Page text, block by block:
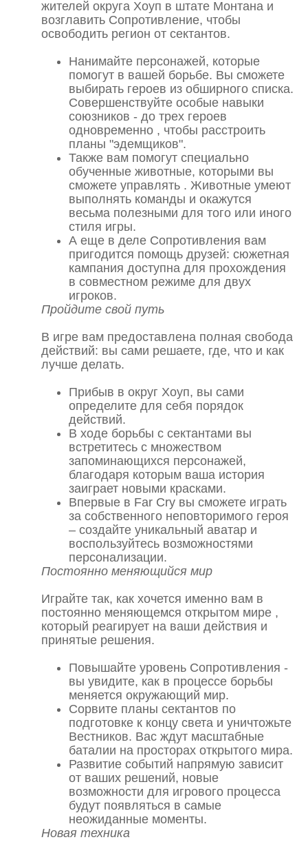
жителей округа Хоуп в штате Монтана и
возглавить Сопротивление, чтобы
освободить регион от сектантов.
Нанимайте персонажей, которые
помогут в вашей борьбе. Вы сможете
выбирать героев из обширного списка.
Совершенствуйте особые навыки
союзников - до трех героев
одновременно , чтобы расстроить
планы "эдемщиков".
Также вам помогут специально
обученные животные, которыми вы
сможете управлять . Животные умеют
выполнять команды и окажутся
весьма полезными для того или иного
стиля игры.
А еще в деле Сопротивления вам
пригодится помощь друзей: сюжетная
кампания доступна для прохождения
в совместном режиме для двух
игроков.
Пройдите свой путь
В игре вам предоставлена полная свобода
действий: вы сами решаете, где, что и как
лучше делать.
Прибыв в округ Хоуп, вы сами
определите для себя порядок
действий.
В ходе борьбы с сектантами вы
встретитесь с множеством
запоминающихся персонажей,
благодаря которым ваша история
заиграет новыми красками.
Впервые в Far Cry вы сможете играть
за собственного неповторимого героя
– создайте уникальный аватар и
воспользуйтесь возможностями
персонализации.
Постоянно меняющийся мир
Играйте так, как хочется именно вам в
постоянно меняющемся открытом мире ,
который реагирует на ваши действия и
принятые решения.
Повышайте уровень Сопротивления -
вы увидите, как в процессе борьбы
меняется окружающий мир.
Сорвите планы сектантов по
подготовке к концу света и уничтожьте
Вестников. Вас ждут масштабные
баталии на просторах открытого мира.
Развитие событий напрямую зависит
от ваших решений, новые
возможности для игрового процесса
будут появляться в самые
неожиданные моменты.
Новая техника